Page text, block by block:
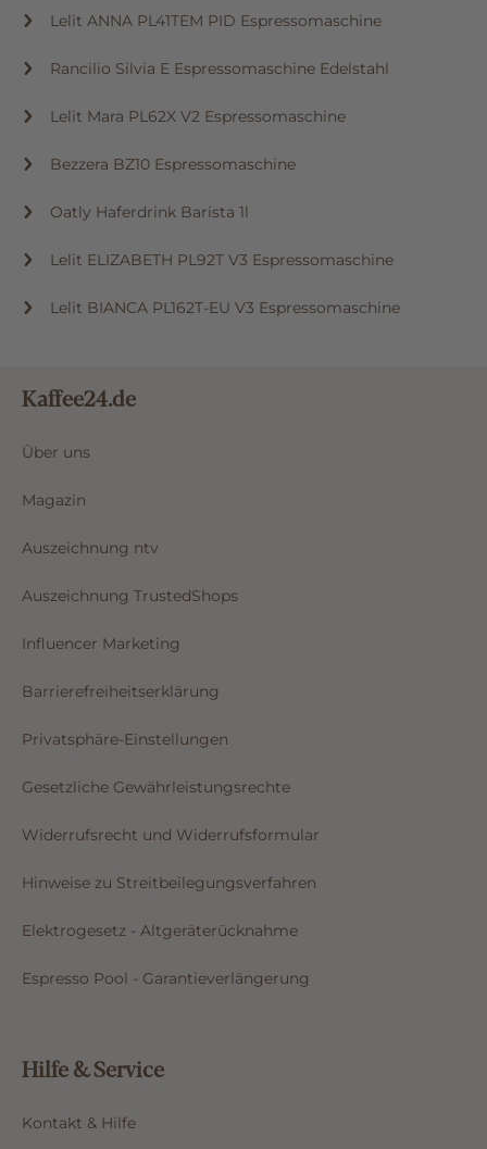
Lelit ANNA PL41TEM PID Espressomaschine
Rancilio Silvia E Espressomaschine Edelstahl
Lelit Mara PL62X V2 Espressomaschine
Bezzera BZ10 Espressomaschine
Oatly Haferdrink Barista 1l
Lelit ELIZABETH PL92T V3 Espressomaschine
Lelit BIANCA PL162T-EU V3 Espressomaschine
Kaffee24.de
Über uns
Magazin
Auszeichnung ntv
Auszeichnung TrustedShops
Influencer Marketing
Barrierefreiheitserklärung
Privatsphäre-Einstellungen
Gesetzliche Gewährleistungsrechte
Widerrufsrecht und Widerrufsformular
Hinweise zu Streitbeilegungsverfahren
Elektrogesetz - Altgeräterücknahme
Espresso Pool - Garantieverlängerung
Hilfe & Service
Kontakt & Hilfe